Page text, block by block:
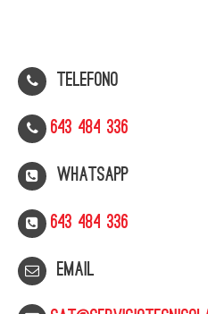
Telefono
643 484 336
WhatsApp
643 484 336
Email